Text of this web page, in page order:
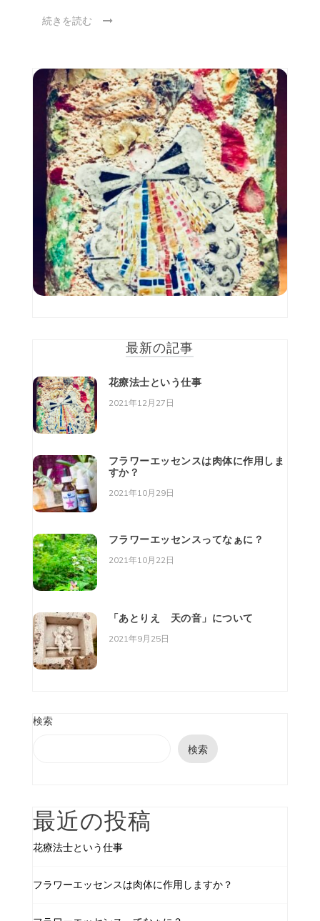
続きを読む
最新の記事
花療法士という仕事
2021年12月27日
フラワーエッセンスは肉体に作用しま
すか？
2021年10月29日
フラワーエッセンスってなぁに？
2021年10月22日
「あとりえ 天の音」について
2021年9月25日
検索
検索
最近の投稿
花療法士という仕事
フラワーエッセンスは肉体に作用しますか？